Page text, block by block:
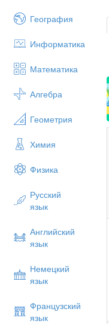
География
Информатика
Математика
Алгебра
Геометрия
Химия
Физика
Русский
язык
Английский
язык
Немецкий
язык
Французский
язык